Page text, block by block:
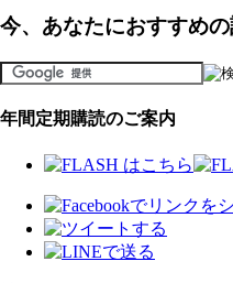
今、あなたにおすすめ
年間定期購読のご案内